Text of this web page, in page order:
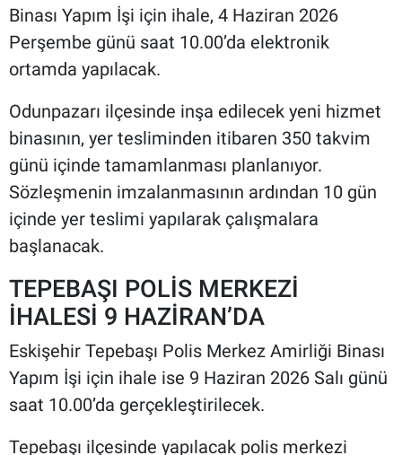
Binası Yapım İşi için ihale, 4 Haziran 2026
Perşembe günü saat 10.00’da elektronik
ortamda yapılacak.
Odunpazarı ilçesinde inşa edilecek yeni hizmet
binasının, yer tesliminden itibaren 350 takvim
günü içinde tamamlanması planlanıyor.
Sözleşmenin imzalanmasının ardından 10 gün
içinde yer teslimi yapılarak çalışmalara
başlanacak.
TEPEBAŞI POLİS MERKEZİ
İHALESİ 9 HAZİRAN’DA
Eskişehir Tepebaşı Polis Merkez Amirliği Binası
Yapım İşi için ihale ise 9 Haziran 2026 Salı günü
saat 10.00’da gerçekleştirilecek.
Tepebaşı ilçesinde yapılacak polis merkezi